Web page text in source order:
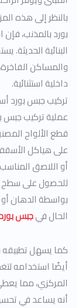
بالنظر إلى هذه
بورد بالمذنب،
البنائية
والمساكن
داخلية استثنائية.
تركيب جبس بورد
عملية تركيب جبس
قطع الألواح
على هياكل
أو اللاصق
للحصول على سطح
بواسطة الدهان
الحال فيجبس
كما يسهل تطبيقه
أيضًا استخدامه
المركزي، مما
أنه يساعد في